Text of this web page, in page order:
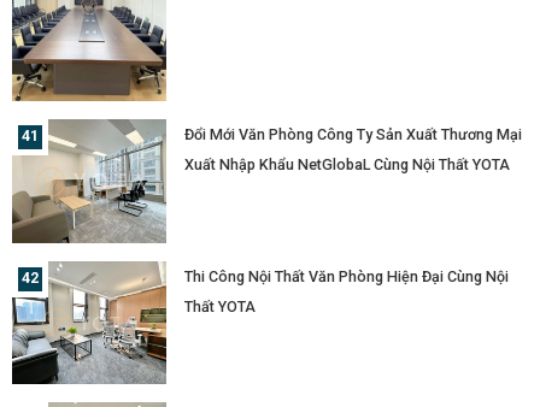
Đổi Mới Văn Phòng Công Ty Sản Xuất Thương Mại
Xuất Nhập Khẩu NetGlobaL Cùng Nội Thất YOTA
Thi Công Nội Thất Văn Phòng Hiện Đại Cùng Nội
Thất YOTA